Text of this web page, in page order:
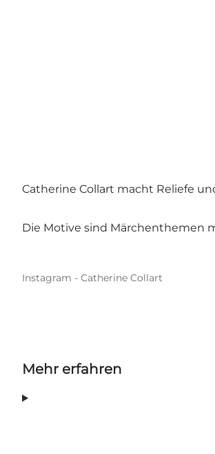
Catherine Collart macht Reliefe
Die Motive sind Märchenthemen
Instagram - Catherine Collart
Mehr erfahren